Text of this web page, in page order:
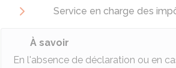
Service en charge des
À savoir
En l'absence de déclaration ou en